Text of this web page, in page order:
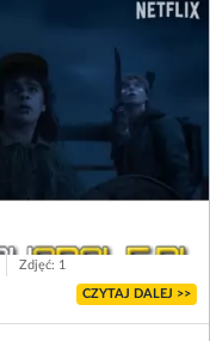
Zdjęć: 1
CZYTAJ DALEJ >>